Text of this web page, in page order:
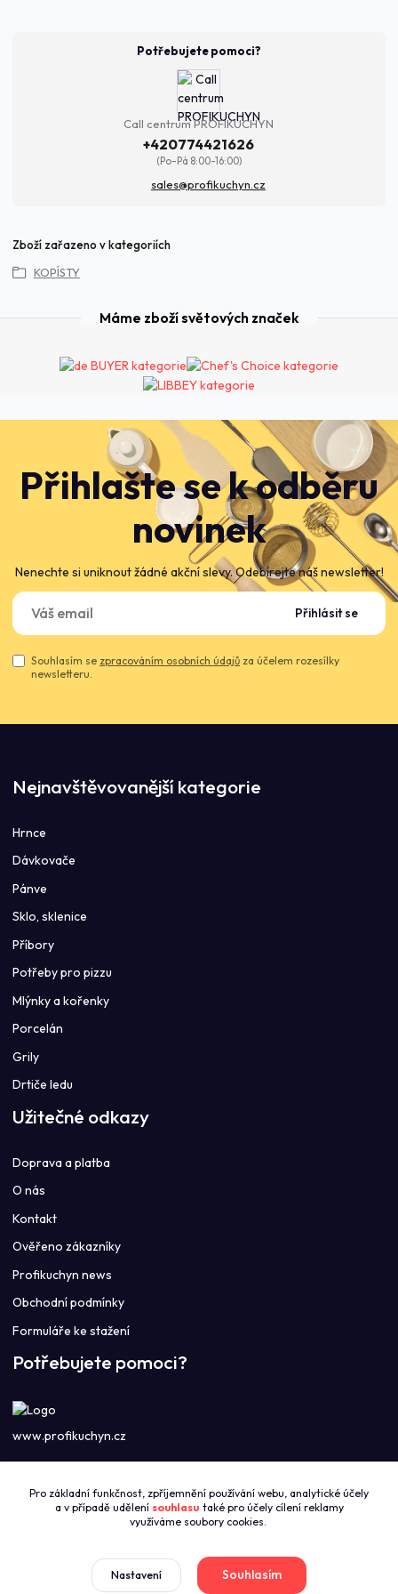
Potřebujete pomoci?
Call centrum PROFIKUCHYN
+420774421626
(Po-Pá 8:00-16:00)
sales@profikuchyn.cz
Zboží zařazeno v kategoriích
KOPÍSTY
Přihlašte se k odběru
novinek
Nenechte si uniknout žádné akční slevy. Odebírejte náš newsletter!
Přihlásit se
Souhlasím se zpracováním osobních údajů za účelem rozesílky
newsletteru.
Máme zboží světových značek
Nejnavštěvovanější kategorie
Hrnce
Dávkovače
Pánve
Sklo, sklenice
Příbory
Potřeby pro pizzu
Mlýnky a kořenky
Porcelán
Grily
Drtiče ledu
Užitečné odkazy
Doprava a platba
O nás
Kontakt
Ověřeno zákazníky
Profikuchyn news
Obchodní podmínky
Formuláře ke stažení
Potřebujete pomoci?
www.profikuchyn.cz
+420774421626
(Po-Pá 8:00-16:00)
sales@profikuchyn.cz
Pro základní funkčnost, zpříjemnění používání webu, analytické účely
a v případě udělení souhlasu také pro účely cílení reklamy
využíváme soubory cookies.
Nastavení Souhlasím